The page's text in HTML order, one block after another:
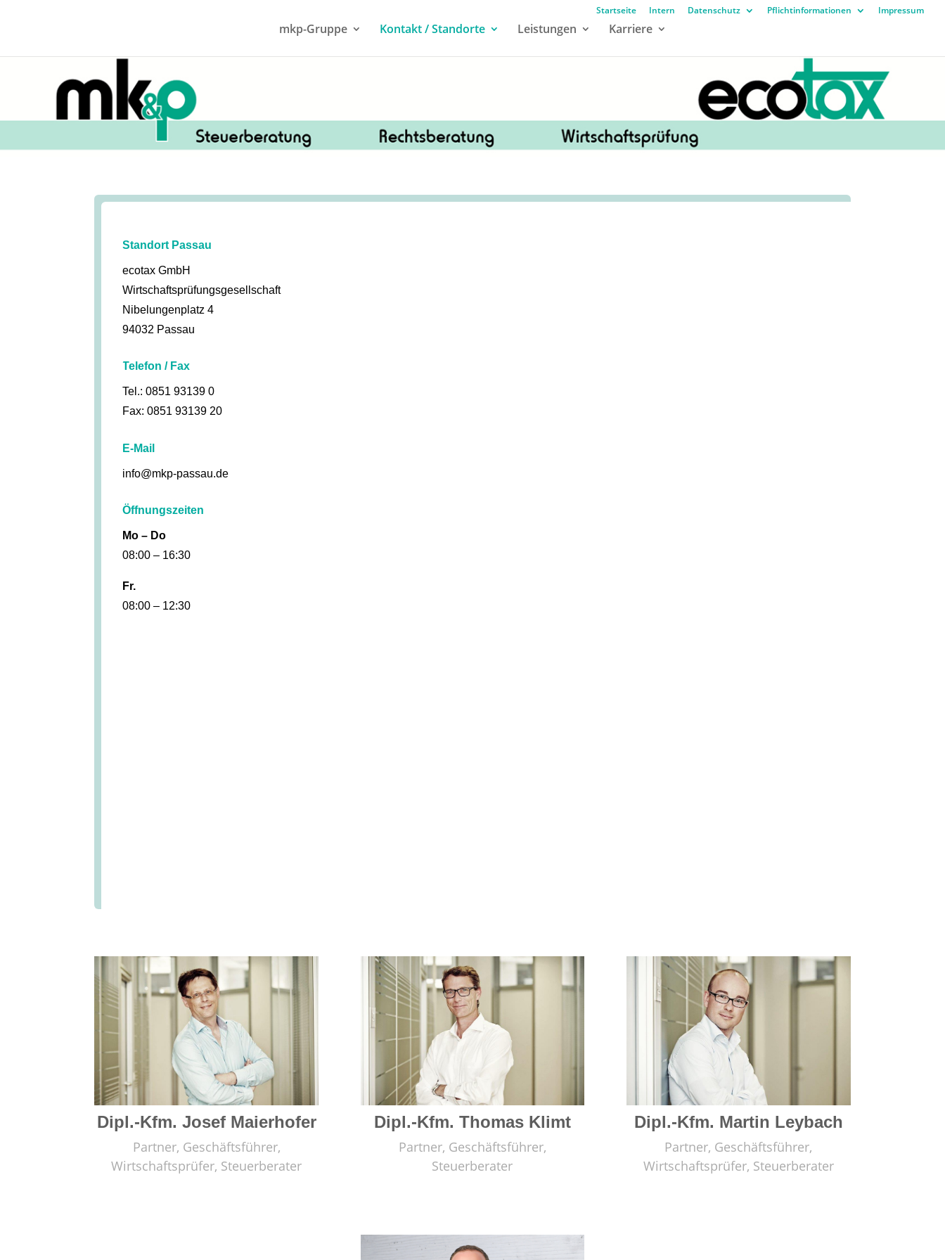
Startseite Intern Datenschutz Pflichtinformationen Impressum
mkp-Gruppe Kontakt / Standorte Leistungen Karriere
Standort Passau
ecotax GmbH
Wirtschaftsprüfungsgesellschaft
Nibelungenplatz 4
94032 Passau
Telefon / Fax
Tel.: 0851 93139 0
Fax: 0851 93139 20
E-Mail
info@mkp-passau.de
Öffnungszeiten
Mo – Do
08:00 – 16:30
Fr.
08:00 – 12:30
Dipl.-Kfm. Josef Maierhofer
Partner, Geschäftsführer,
Wirtschaftsprüfer, Steuerberater
Dipl.-Kfm. Thomas Klimt
Partner, Geschäftsführer,
Steuerberater
Dipl.-Kfm. Martin Leybach
Partner, Geschäftsführer,
Wirtschaftsprüfer, Steuerberater